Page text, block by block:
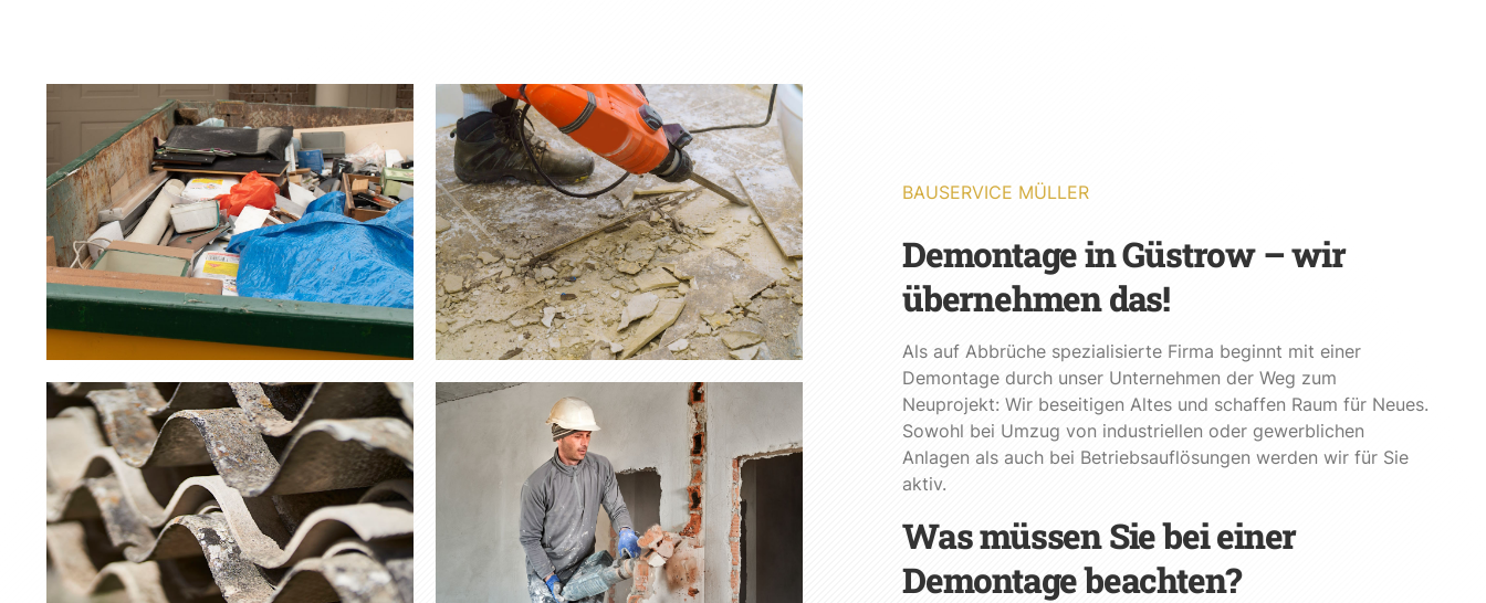
BAUSERVICE MÜLLER
Demontage in Güstrow – wir
übernehmen das!
Als auf Abbrüche spezialisierte Firma beginnt mit einer
Demontage durch unser Unternehmen der Weg zum
Neuprojekt: Wir beseitigen Altes und schaffen Raum für Neues.
Sowohl bei Umzug von industriellen oder gewerblichen
Anlagen als auch bei Betriebsauflösungen werden wir für Sie
aktiv.
Was müssen Sie bei einer
Demontage beachten?